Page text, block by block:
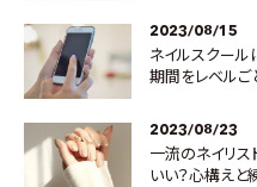
2023/08/15
ネイルスクール
期間をレベルご
2023/08/23
一流のネイリス
いい？心構えと